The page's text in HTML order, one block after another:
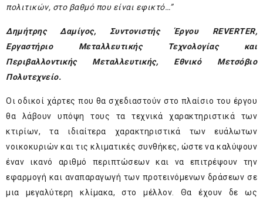
πολιτικών, στο βαθμό που είναι εφικτό…”
Δημήτρης Δαμίγος, Συντονιστής Έργου REVERTER,
Εργαστήριο Μεταλλευτικής Τεχνολογίας και
Περιβαλλοντικής Μεταλλευτικής, Εθνικό Μετσόβιο
Πολυτεχνείο.
Οι οδικοί χάρτες που θα σχεδιαστούν στο πλαίσιο του έργου
θα λάβουν υπόψη τους τα τεχνικά χαρακτηριστικά των
κτιρίων, τα ιδιαίτερα χαρακτηριστικά των ευάλωτων
νοικοκυριών και τις κλιματικές συνθήκες, ώστε να καλύψουν
έναν ικανό αριθμό περιπτώσεων και να επιτρέψουν την
εφαρμογή και αναπαραγωγή των προτεινόμενων δράσεων σε
μια μεγαλύτερη κλίμακα, στο μέλλον. Θα έχουν δε ως